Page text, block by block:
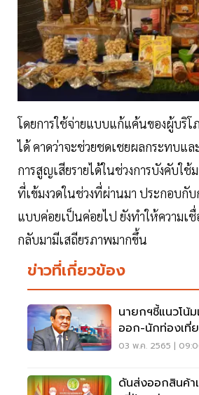
โดยการใช้จ่ายแบบแก้แค้นของผู้บริโ
ได้ คาดว่าจะช่วยชดเชยผลกระทบแล
การสูญเสียรายได้ในช่วงการบังคับใ
ที่เข้มงวดในช่วงที่ผ่านมา ประกอบกับ
แบบค่อยเป็นค่อยไป ยังทำให้ความเ
กลับมามีเสถียรภาพมากขึ้น
ข่าวที่เกี่ยวข้อง
นายกฯชี้แนวโน้
ออก-นักท่องเที่
เพิ่ม
03 พ.ค. 2565 |
ดันส่งออกสินค้า